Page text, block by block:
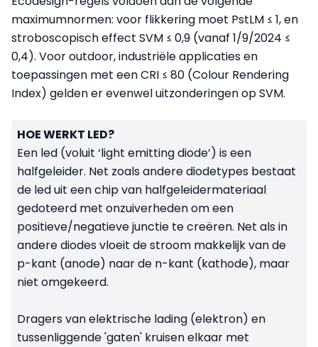
maximumnormen: voor flikkering moet PstLM ≤ 1, en
stroboscopisch effect SVM ≤ 0,9 (vanaf 1/9/2024 ≤
0,4). Voor outdoor, industriële applicaties en
toepassingen met een CRI ≤ 80 (Colour Rendering
Index) gelden er evenwel uitzonderingen op SVM.
HOE WERKT LED?
Een led (voluit ‘light emitting diode’) is een
halfgeleider. Net zoals andere diodetypes bestaat
de led uit een chip van halfgeleidermateriaal
gedoteerd met onzuiverheden om een
positieve/negatieve junctie te creëren. Net als in
andere diodes vloeit de stroom makkelijk van de
p-kant (anode) naar de n-kant (kathode), maar
niet omgekeerd.
Dragers van elektrische lading (elektron) en
tussenliggende 'gaten' kruisen elkaar met